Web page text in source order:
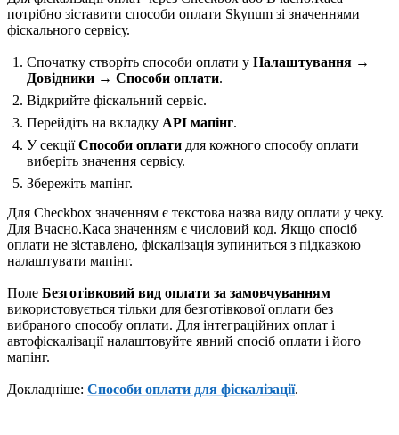
потрібно зіставити способи оплати Skynum зі значеннями
фіскального сервісу.
Спочатку створіть способи оплати у Налаштування →
Довідники → Способи оплати.
Відкрийте фіскальний сервіс.
Перейдіть на вкладку API мапінг.
У секціїСпособи оплатидля кожного способу оплати
виберіть значення сервісу.
Збережіть мапінг.
Для Checkbox значенням є текстова назва виду оплати у чеку.
Для Вчасно.Каса значенням є числовий код. Якщо спосіб
оплати не зіставлено, фіскалізація зупиниться з підказкою
налаштувати мапінг.
Поле Безготівковий вид оплати за замовчуванням
використовується тільки для безготівкової оплати без
вибраного способу оплати. Для інтеграційних оплат і
автофіскалізації налаштовуйте явний спосіб оплати і його
мапінг.
Докладніше: Способи оплати для фіскалізації.